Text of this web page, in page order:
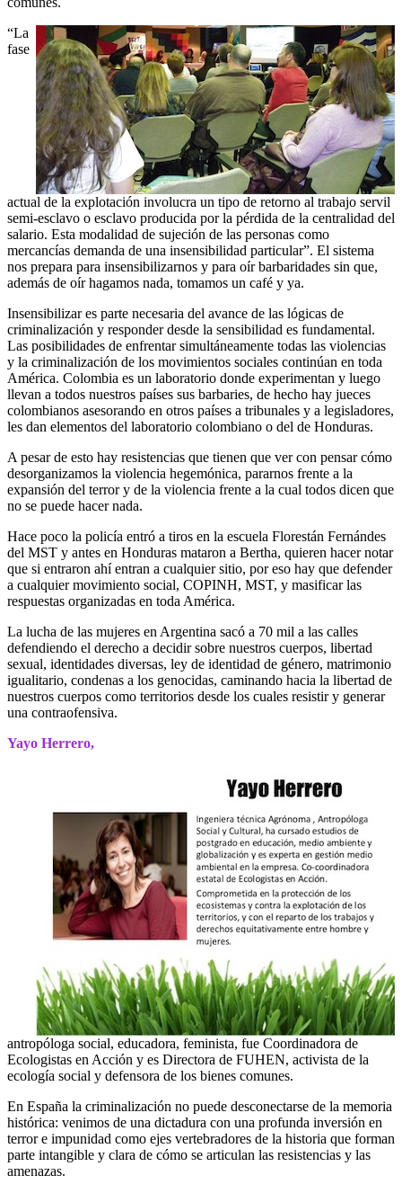
“La
fase
actual de la explotación involucra un tipo de retorno al trabajo servil
semi-esclavo o esclavo producida por la pérdida de la centralidad del
salario. Esta modalidad de sujeción de las personas como
mercancías demanda de una insensibilidad particular”. El sistema
nos prepara para insensibilizarnos y para oír barbaridades sin que,
además de oír hagamos nada, tomamos un café y ya.
Insensibilizar es parte necesaria del avance de las lógicas de
criminalización y responder desde la sensibilidad es fundamental.
Las posibilidades de enfrentar simultáneamente todas las violencias
y la criminalización de los movimientos sociales continúan en toda
América. Colombia es un laboratorio donde experimentan y luego
llevan a todos nuestros países sus barbaries, de hecho hay jueces
colombianos asesorando en otros países a tribunales y a legisladores,
les dan elementos del laboratorio colombiano o del de Honduras.
A pesar de esto hay resistencias que tienen que ver con pensar cómo
desorganizamos la violencia hegemónica, pararnos frente a la
expansión del terror y de la violencia frente a la cual todos dicen que
no se puede hacer nada.
Hace poco la policía entró a tiros en la escuela Florestán Fernándes
del MST y antes en Honduras mataron a Bertha, quieren hacer notar
que si entraron ahí entran a cualquier sitio, por eso hay que defender
a cualquier movimiento social, COPINH, MST, y masificar las
respuestas organizadas en toda América.
La lucha de las mujeres en Argentina sacó a 70 mil a las calles
defendiendo el derecho a decidir sobre nuestros cuerpos, libertad
sexual, identidades diversas, ley de identidad de género, matrimonio
igualitario, condenas a los genocidas, caminando hacia la libertad de
nuestros cuerpos como territorios desde los cuales resistir y generar
una contraofensiva.
Yayo Herrero,
antropóloga social, educadora, feminista, fue Coordinadora de
Ecologistas en Acción y es Directora de FUHEN, activista de la
ecología social y defensora de los bienes comunes.
En España la criminalización no puede desconectarse de la memoria
histórica: venimos de una dictadura con una profunda inversión en
terror e impunidad como ejes vertebradores de la historia que forman
parte intangible y clara de cómo se articulan las resistencias y las
amenazas.